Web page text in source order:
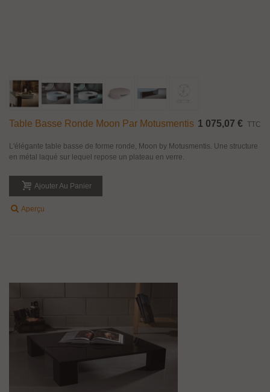
Table Basse Ronde Moon Par Motusmentis 1 075,07 € TTC
L'élégante table basse de forme ronde, Moon by Motusmentis. Une structure
en métal laqué sur lequel repose un plateau en verre.
Ajouter Au Panier
Aperçu